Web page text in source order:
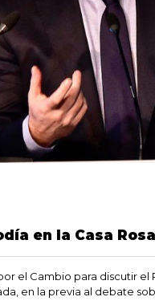
en la Casa
el Cambio para discutir el
en la previa al debate